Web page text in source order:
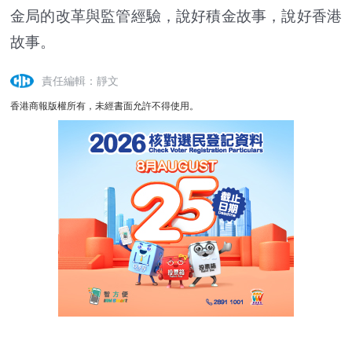
金局的改革與監管經驗，說好積金故事，說好香港
故事。
責任編輯：靜文
香港商報版權所有，未經書面允許不得使用。